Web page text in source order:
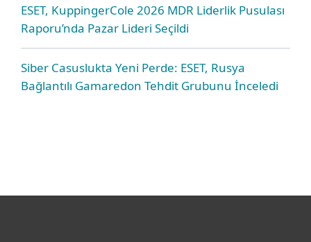
ESET, KuppingerCole 2026 MDR Liderlik Pusulası
Raporu’nda Pazar Lideri Seçildi
Siber Casuslukta Yeni Perde: ESET, Rusya
Bağlantılı Gamaredon Tehdit Grubunu İnceledi